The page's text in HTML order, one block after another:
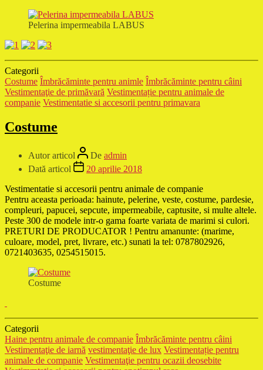
Pelerina impermeabila LABUS
Categorii
Costume Îmbrăcăminte pentru animle Îmbrăcăminte pentru câini
Vestimentaţie de primăvară Vestimentație pentru animale de
companie Vestimentatie si accesorii pentru primavara
Costume
Autor articol De admin
Dată articol
20 aprilie 2018
Vestimentatie si accesorii pentru animale de companie
Pentru aceasta perioada: hainute, pelerine, veste, costume, pardesie,
compleuri, papucei, sepcute, impermeabile, captusite, si multe altele.
Peste 300 de modele intr-o gama foarte variata de marimi si culori.
PRETURI DE PRODUCATOR ! Pentru amanunte: (marime,
culoare, model, pret, livrare, etc.) sunati la tel: 0787802926,
0721403635, 0254515015.
Costume
Categorii
Haine pentru animale de companie Îmbrăcăminte pentru câini
Vestimentaţie de iarnă vestimentaţie de lux Vestimentație pentru
animale de companie Vestimentaţie pentru ocazii deosebite